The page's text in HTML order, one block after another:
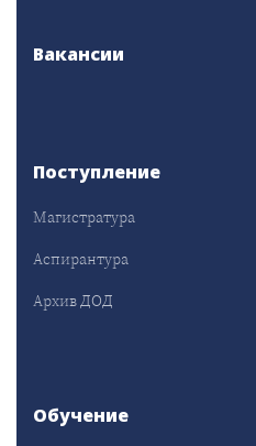
Вакансии
Поступление
Магистратура
Аспирантура
Архив ДОД
Обучение